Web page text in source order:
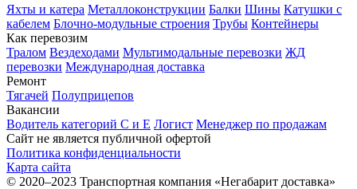
Яхты и катера Металлоконструкции Балки Шины Катушки с
кабелем Блочно-модульные строения Трубы Контейнеры
Как перевозим
Тралом Вездеходами Мультимодальные перевозки ЖД
перевозки Международная доставка
Ремонт
Тягачей Полуприцепов
Вакансии
Водитель категорий С и Е Логист Менеджер по продажам
Сайт не является публичной офертой
Политика конфиденциальности
Карта сайта
© 2020–2023 Транспортная компания «Негабарит доставка»